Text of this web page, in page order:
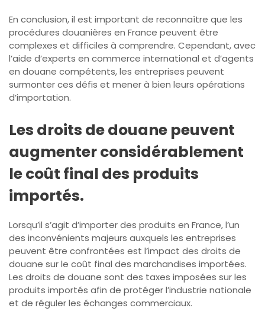
En conclusion, il est important de reconnaître que les
procédures douanières en France peuvent être
complexes et difficiles à comprendre. Cependant, avec
l’aide d’experts en commerce international et d’agents
en douane compétents, les entreprises peuvent
surmonter ces défis et mener à bien leurs opérations
d’importation.
Les droits de douane peuvent
augmenter considérablement
le coût final des produits
importés.
Lorsqu’il s’agit d’importer des produits en France, l’un
des inconvénients majeurs auxquels les entreprises
peuvent être confrontées est l’impact des droits de
douane sur le coût final des marchandises importées.
Les droits de douane sont des taxes imposées sur les
produits importés afin de protéger l’industrie nationale
et de réguler les échanges commerciaux.